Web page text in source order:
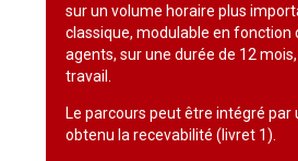
sur un volume horaire plus
classique, modulable en fonction
agents, sur une durée de 12
travail.
Le parcours peut être intégré par
obtenu la recevabilité (livret 1).